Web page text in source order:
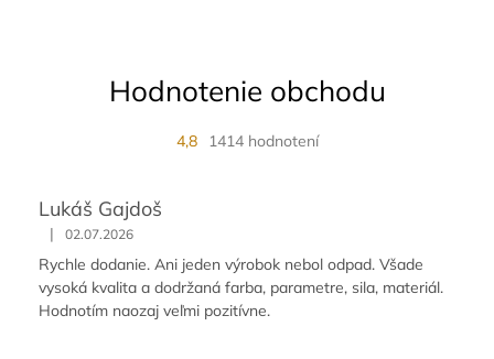
Hodnotenie obchodu
4,8 1414 hodnotení
Lukáš Gajdoš
| 02.07.2026
Rychle dodanie. Ani jeden výrobok nebol odpad. Všade
vysoká kvalita a dodržaná farba, parametre, sila, materiál.
Hodnotím naozaj veľmi pozitívne.